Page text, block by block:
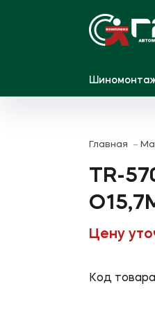
Главная
TR-
Цену
Код